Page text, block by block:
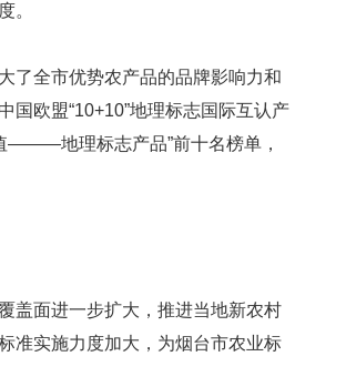
。
了全市优势农产品的品牌影响力和
国欧盟“10+10”地理标志国际互认产
———地理标志产品”前十名榜单，
盖面进一步扩大，推进当地新农村
准实施力度加大，为烟台市农业标